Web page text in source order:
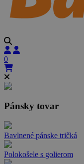
0
Pánsky tovar
Bavlnené pánske tričká
Polokošele s golierom